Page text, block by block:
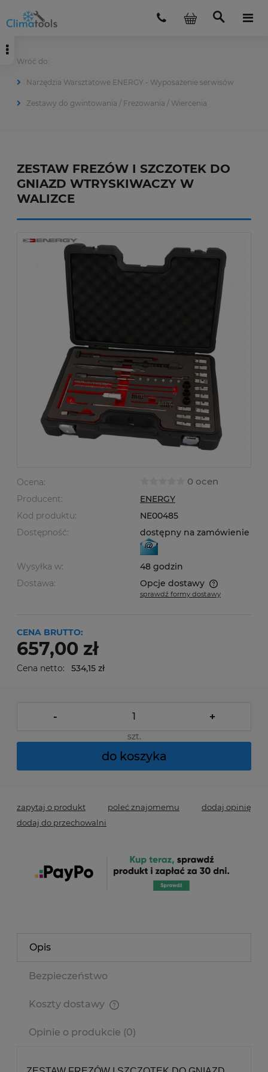
Narzędzia Warsztatowe ENERGY - Wyposażenie serwisów
Zestawy do gwintowania / Frezowania / Wiercenia
ZESTAW FREZÓW I SZCZOTEK DO
GNIAZD WTRYSKIWACZY W
WALIZCE
Ocena: 0 ocen
Producent:
ENERGY
Kod produktu:
NE00485
Dostępność:
dostępny na zamówienie
Wysyłka w:
48 godzin
Dostawa:
Opcje dostawy
Cena nie zawiera ewentualnych kosztów płatności
sprawdź formy dostawy
CENA BRUTTO:
657,00 zł
Cena netto: 534,15 zł
- +
szt.
do koszyka
zapytaj o produkt poleć znajomemu
dodaj opinię
dodaj do przechowalni
Opis
Bezpieczeństwo
Koszty dostawy
Opinie o produkcie (0)